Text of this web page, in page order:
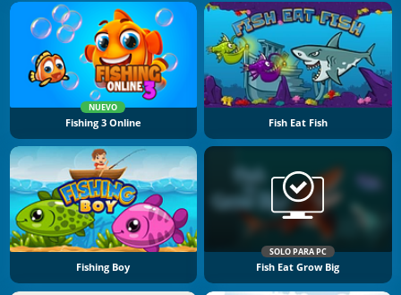
NUEVO
Fishing 3 Online Fish Eat Fish
Fishing Boy
SOLO PARA PC
Fish Eat Grow Big